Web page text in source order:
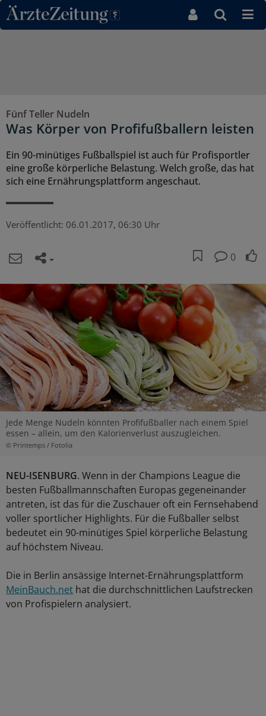
Direkt zum Inhaltsbereich
Fünf Teller Nudeln
Was Körper von Profifußballern leisten
Ein 90-minütiges Fußballspiel ist auch für Profisportler
eine große körperliche Belastung. Welch große, das hat
sich eine Ernährungsplattform angeschaut.
Veröffentlicht: 06.01.2017, 06:30 Uhr
0
Jede Menge Nudeln könnten Profifußballer nach einem Spiel
essen – allein, um den Kalorienverlust auszugleichen.
© Printemps / Fotolia
NEU-ISENBURG. Wenn in der Champions League die
besten Fußballmannschaften Europas gegeneinander
antreten, ist das für die Zuschauer oft ein Fernsehabend
voller sportlicher Highlights. Für die Fußballer selbst
bedeutet ein 90-minütiges Spiel körperliche Belastung
auf höchstem Niveau.
Die in Berlin ansässige Internet-Ernährungsplattform
MeinBauch.net hat die durchschnittlichen Laufstrecken
von Profispielern analysiert.